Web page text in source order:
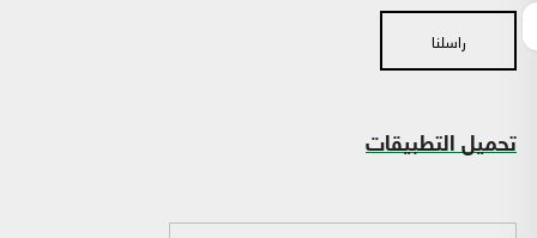
راسلنا
تحميل التطبيقات